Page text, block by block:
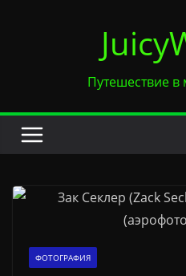
Путешествие в
ФОТОГРАФИЯ